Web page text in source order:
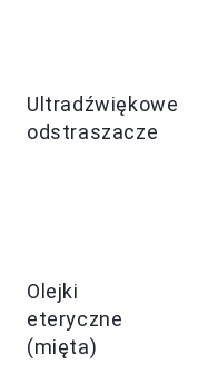
Ultradźwiękowe
odstraszacze
Olejki
eteryczne
(mięta)